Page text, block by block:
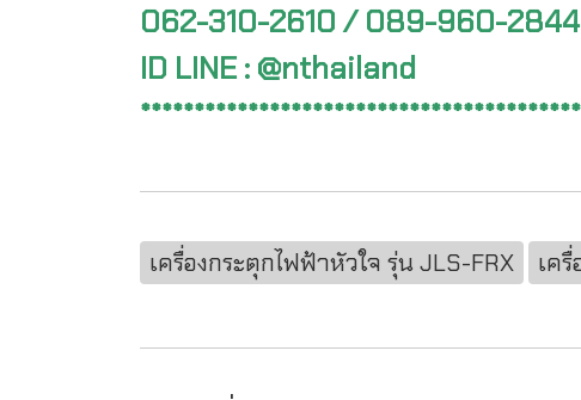
062-310-2610 / 089-960-
ID LINE : @nthailand
เครื่องกระตุกไฟฟ้าหัวใจ รุ่น JLS-FRX เค